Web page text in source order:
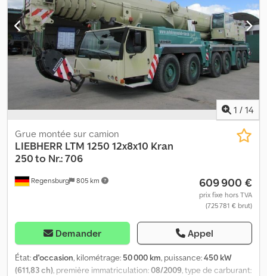
Kilométrage : 139 400 km Dodpfx Abex Skvmjxjck * Poids total :
48 000 t * Capacité de levage : 90 t * Flèche : 52 m * Boîte de
vitesses : Boîte de vitesses automatique * Nombre d’essieux : 4 *
Pneus en excellent état – voir les photos ... Boîte automatique,
transmission intégrale, ABS, sans accident, suspension à ressorts
à lames, chauffage de stationnement, diesel, état : d’occasion, prix
net : 159 000 EUR, sous réserve d’erreurs et de vente préalable.
1 / 14
Regensburg 805 km
Grue montée sur camion
LIEBHERR LTM 1250 12x8x10 Kran
250 to Nr.: 706
609 900 €
prix fixe hors TVA
(725 781 € brut)
Demander Appel
État:d'occasion, kilométrage: 50 000 km, puissance:450 kW
(611,83 ch), première immatriculation:08/2009, type de carburant: